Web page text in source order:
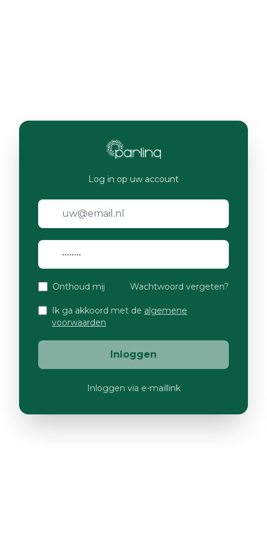
Log in op uw account
Onthoud mij Wachtwoord vergeten?
Ik ga akkoord met de algemene
voorwaarden
Inloggen
Inloggen via e-maillink